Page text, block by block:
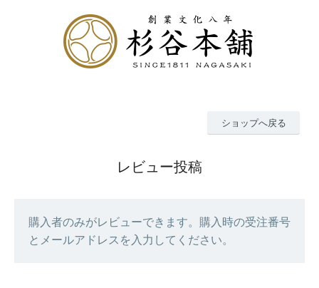
ショップへ戻る
レビュー投稿
購入者のみがレビューできます。購入時の受注番号
とメールアドレスを入力してください。